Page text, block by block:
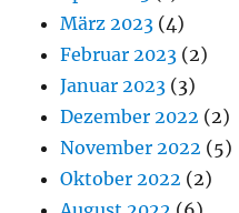
März 2023 (4)
Februar 2023 (2)
Januar 2023 (3)
Dezember 2022 (2)
November 2022 (5)
Oktober 2022 (2)